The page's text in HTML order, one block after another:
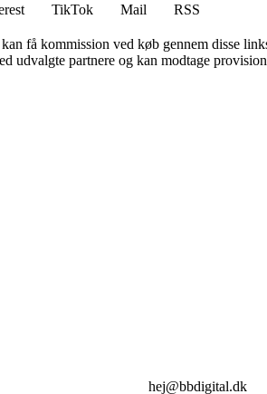
TikTok Mail
RSS
få kommission ved køb gennem disse
udvalgte partnere og kan modtage
hej@bbdigital.dk